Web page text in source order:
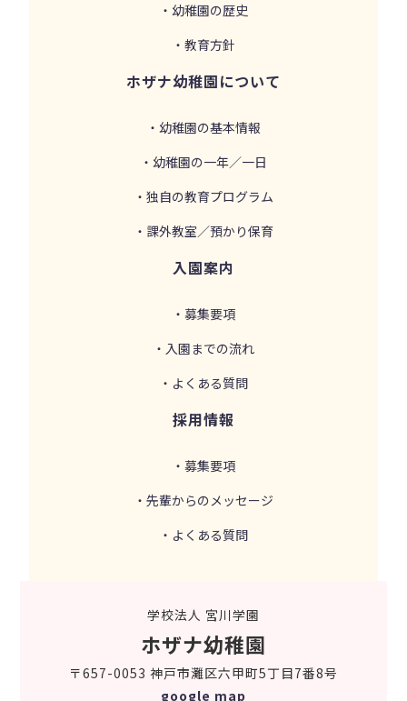
・幼稚園の歴史
・教育方針
ホザナ幼稚園について
・幼稚園の基本情報
・幼稚園の一年／一日
・独自の教育プログラム
・課外教室／預かり保育
入園案内
・募集要項
・入園までの流れ
・よくある質問
採用情報
・募集要項
・先輩からのメッセージ
・よくある質問
学校法人 宮川学園
ホザナ幼稚園
〒657-0053 神戸市灘区六甲町5丁目7番8号
google map